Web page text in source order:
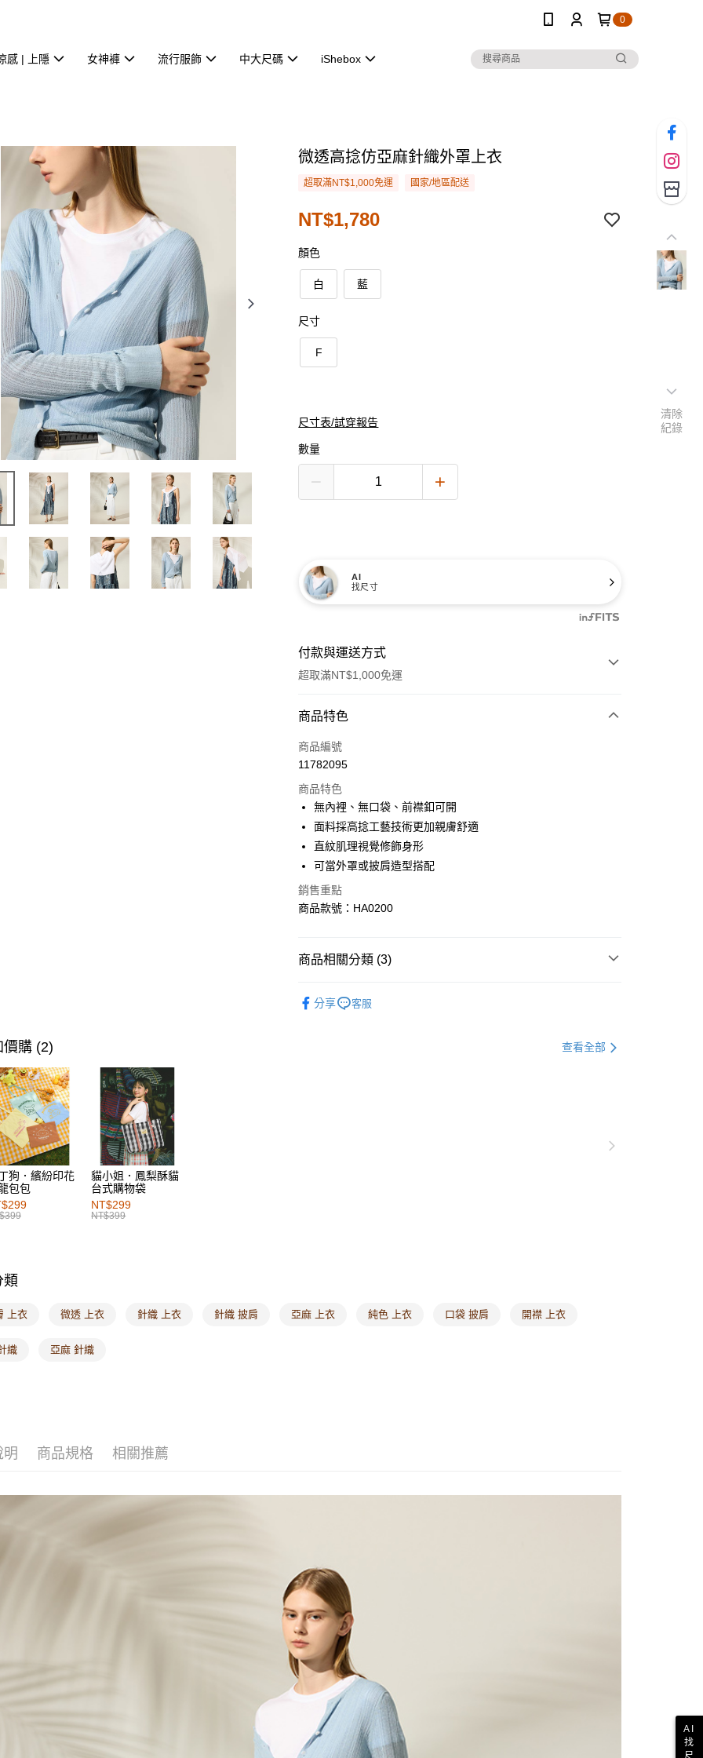
0
感 | 上隱 女神褲 流行服飾 中大尺碼 iShebox
微透高捻仿亞麻針織外罩上衣
超取滿NT$1,000免運 國家/地區配送
NT$1,780
顏色
白 藍
尺寸
F
尺寸表/試穿報告
數量
AI
找尺寸
付款與運送方式
超取滿NT$1,000免運
付款方式
信用卡一次付款
超商取貨付款
LINE Pay
街口支付
運送方式
每筆NT$60，滿NT$1,000(含以上)免運費
每筆NT$60，滿NT$1,000(含以上)免運費
每筆NT$60，滿NT$1,000(含以上)免運費
商品特色
商品編號
11782095
商品特色
無內裡、無口袋、前襟釦可開
面料採高捻工藝技術更加親膚舒適
直紋肌理視覺修飾身形
可當外罩或披肩造型搭配
銷售重點
商品款號：HA0200
商品相關分類 (3)
分享 客服
價購 (2) 查看全部
狗．繽紛印花
包包
貓小姐．鳳梨酥貓
台式購物袋
NT$299
NT$399
類
上衣 微透 上衣 針織 上衣 針織 披肩 亞麻 上衣 純色 上衣 口袋 披肩 開襟 上衣
織 亞麻 針織
明 商品規格 相關推薦
清除
紀錄
AI
找
尺